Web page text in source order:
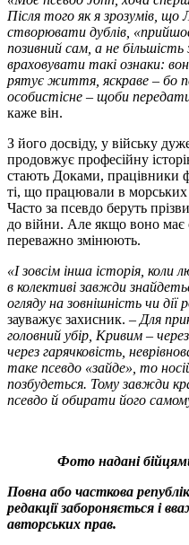
Після того як я зрозумів, що
створювати дублів,
позивний сам, а не
враховувати такі ознаки:
рятує життя, яскраве – бо
особистісне – щоби передати
каже він.
З його досвіду, у війську
продовжує професійну
стають Доками, працівники
ті, що працювали в морських
Часто за псевдо беруть
до війни. Але якщо воно має
переважно змінюють.
«І зовсім інша історія, коли
в колективі завжди
огляду на зовнішність чи дії
зауважує захисник. – Для
головний убір, Кривим –
через гарячковість,
таке псевдо «зайде», то
позбудеться. Тому завжди
псевдо й обирати його
Фото надані бійцями
Повна або часткова
редакції забороняється і
авторських прав.